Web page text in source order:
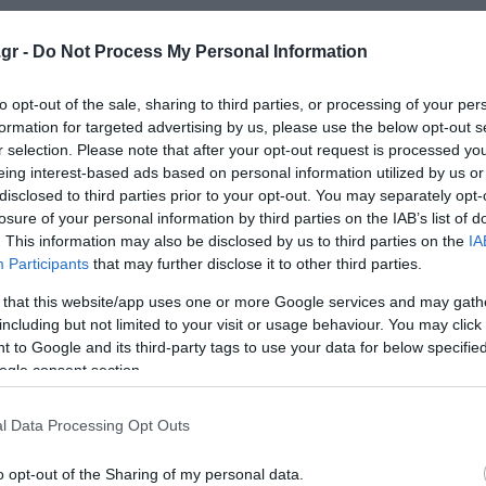
- Do Not Process My Personal Information
opt-out of the sale, sharing to third parties, or processing of your
for targeted advertising by us, please use the below opt-out
selection. Please note that after your opt-out request is processed
interest-based ads based on personal information utilized by us
to third parties prior to your opt-out. You may separately
of your personal information by third parties on the IAB’s list of
This information may also be disclosed by us to third parties on the
Participants that may further disclose it to other third parties.
that this website/app uses one or more Google services and may
but not limited to your visit or usage behaviour. You may
to Google and its third-party tags to use your data for below
consent section.
Data Processing Opt Outs
opt-out of the Sharing of my personal data.
βασικές επενδύσεις (cornerstone investments) από το
Οικονομίας και Οικονομικών) και την Aeolus
συμβουλεύει η CVC Advisers Greece Μ.Α.Ε. ή/και
για περίπου €1,3 δισεκατομμύρια και €1,2
προσέλκυσε σημαντική πρόσθετη ζήτηση τύπου
θεσμικών επενδυτών, καθώς και κρατικών
Group Capital Partners (το επενδυτικό ταμείο
στην Ελλάδα). Τελικά, οι Νέες Μετοχές που
του Ελληνικού Δημοσίου και της Aeolus Holdings
των Νέων Μετοχών να αναμένεται να κατανεμηθεί σε
Συμβούλιο της Εταιρείας αποφάσισε:
ποσού €4,25 δισεκατομμυρίων· και